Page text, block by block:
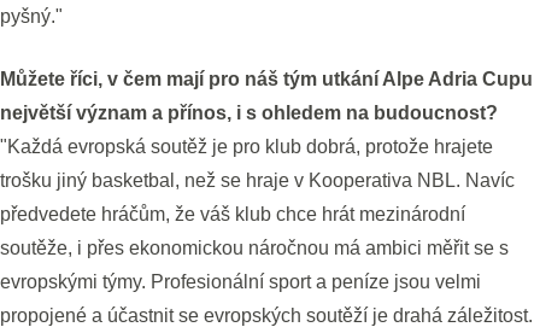
pyšný."
Můžete říci, v čem mají pro náš tým utkání Alpe Adria Cupu
největší význam a přínos, i s ohledem na budoucnost?
"Každá evropská soutěž je pro klub dobrá, protože hrajete
trošku jiný basketbal, než se hraje v Kooperativa NBL. Navíc
předvedete hráčům, že váš klub chce hrát mezinárodní
soutěže, i přes ekonomickou náročnou má ambici měřit se s
evropskými týmy. Profesionální sport a peníze jsou velmi
propojené a účastnit se evropských soutěží je drahá záležitost.